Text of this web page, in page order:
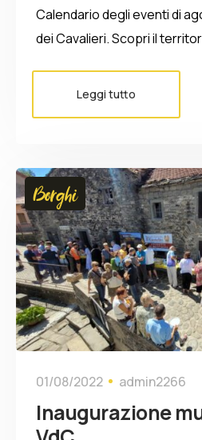
Calendario degli eventi di
dei Cavalieri. Scopri il
Leggi tutto
Borghi
01/08/2022 admin2266
Inaugurazione